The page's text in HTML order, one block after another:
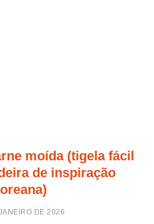
moída (tigela fácil
de inspiração
DE 2026